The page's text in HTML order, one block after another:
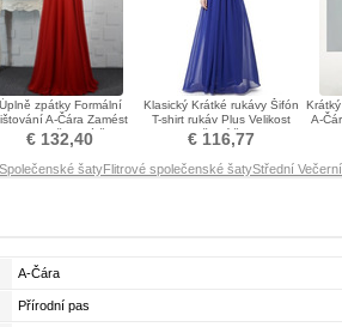
Úplně zpátky Formální
A-Čára Zamést
vlak Společenské šaty
€ 132,40
Klasický Krátké rukávy Šifón
T-shirt rukáv Plus Velikost
Večerní šaty
€ 116,77
A-
šatyFlitrové společenské šatyStřední
A-Čára
Přírodní pas